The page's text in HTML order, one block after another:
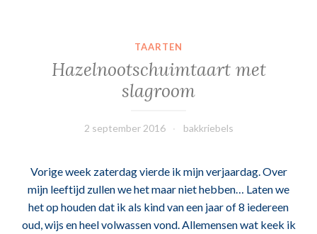
TAARTEN
Hazelnootschuimtaart met
slagroom
2 september 2016 bakkriebels
Vorige week zaterdag vierde ik mijn verjaardag. Over
mijn leeftijd zullen we het maar niet hebben… Laten we
het op houden dat ik als kind van een jaar of 8 iedereen
oud, wijs en heel volwassen vond. Allemensen wat keek ik